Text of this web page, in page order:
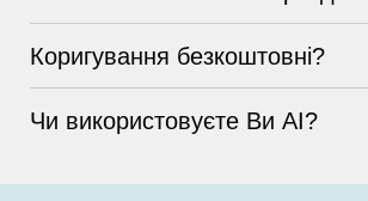
Коригування безкоштовні?
Чи використовуєте Ви AI?